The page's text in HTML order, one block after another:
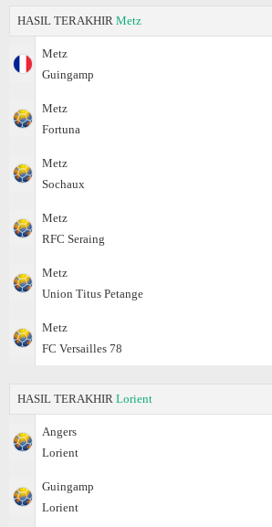
HASIL TERAKHIR Metz
Metz
Guingamp
Metz
Fortuna
Metz
Sochaux
Metz
RFC Seraing
Metz
Union Titus Petange
Metz
FC Versailles 78
HASIL TERAKHIR Lorient
Angers
Lorient
Guingamp
Lorient